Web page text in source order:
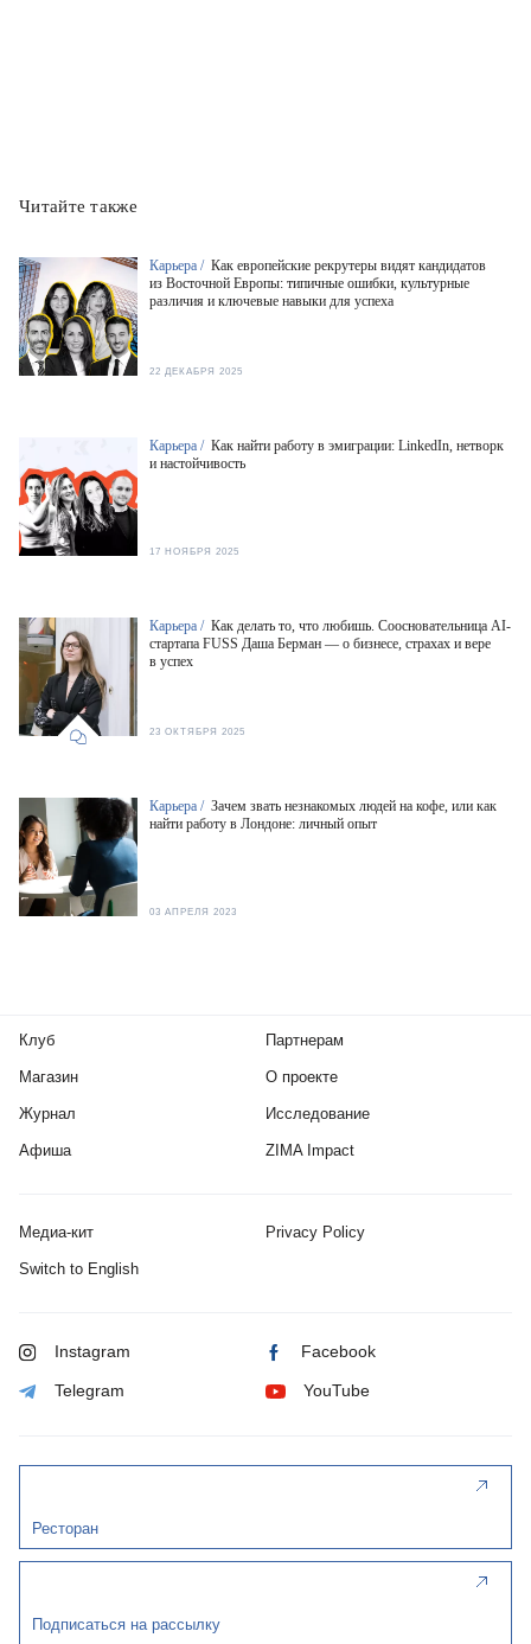
Читайте также
Карьера / Как европейские рекрутеры видят кандидатов
из Восточной Европы: типичные ошибки, культурные
различия и ключевые навыки для успеха
22 ДЕКАБРЯ 2025
Карьера / Как найти работу в эмиграции: LinkedIn, нетворк
и настойчивость
17 НОЯБРЯ 2025
Карьера / Как делать то, что любишь. Соосновательница AI-
стартапа FUSS Даша Берман — о бизнесе, страхах и вере
в успех
23 ОКТЯБРЯ 2025
Карьера / Зачем звать незнакомых людей на кофе, или как
найти работу в Лондоне: личный опыт
03 АПРЕЛЯ 2023
Клуб
Магазин
Журнал
Афиша
Партнерам
О проекте
Исследование
ZIMA Impact
Медиа-кит Privacy Policy
Switch to English
Instagram Facebook
Telegram YouTube
Ресторан
Подписаться на рассылку